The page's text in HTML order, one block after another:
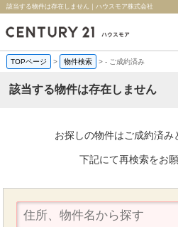
該当する物件は存在しません｜ハウスモア株式会社
TOPページ > 物件検索 >- ご成約済み
該当する物件は存在しません
お探しの物件はご成約済み
下記にて再検索をお